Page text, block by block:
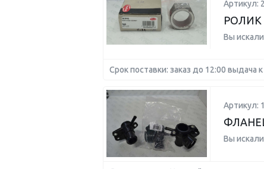
Артикул:
Вы
Срок поставки: заказ до 12:00 выдача
Артикул:
Вы